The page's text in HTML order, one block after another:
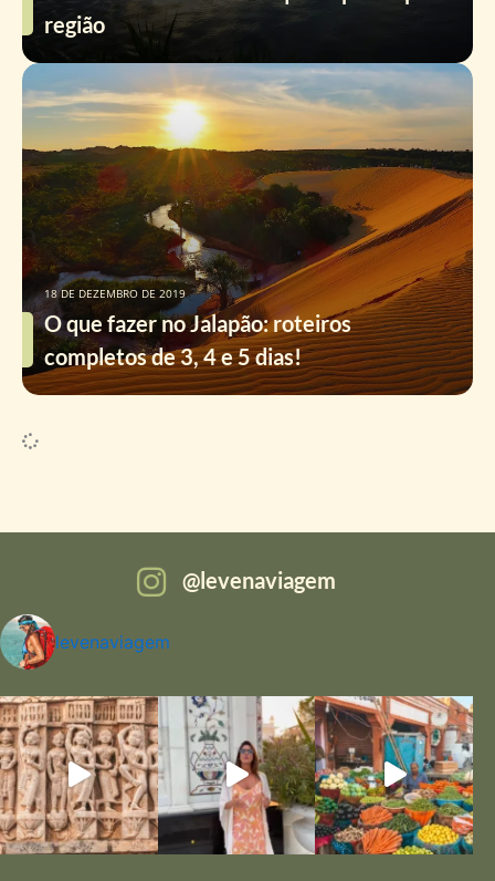
região
O que fazer no Jalapão: roteiros
completos de 3, 4 e 5 dias!
18 DE DEZEMBRO DE 2019
levenaviagem
levenaviagem